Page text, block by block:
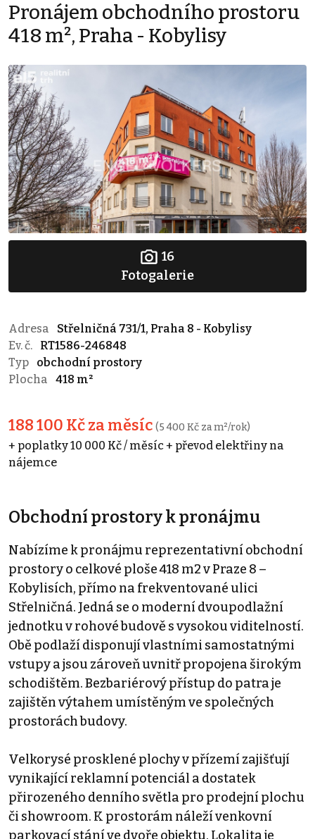
Pronájem obchodního prostoru
418 m², Praha - Kobylisy
16
Fotogalerie
Adresa
Střelničná 731/1, Praha 8 - Kobylisy
Ev. č.
RT1586-246848
Typ
obchodní prostory
Plocha
418 m²
188 100 Kč za měsíc (5 400 Kč za m²/rok)
+ poplatky 10 000 Kč / měsíc + převod elektřiny na
nájemce
Obchodní prostory k pronájmu
Nabízíme k pronájmu reprezentativní obchodní
prostory o celkové ploše 418 m2 v Praze 8 –
Kobylisích, přímo na frekventované ulici
Střelničná. Jedná se o moderní dvoupodlažní
jednotku v rohové budově s vysokou viditelností.
Obě podlaží disponují vlastními samostatnými
vstupy a jsou zároveň uvnitř propojena širokým
schodištěm. Bezbariérový přístup do patra je
zajištěn výtahem umístěným ve společných
prostorách budovy.
Velkorysé prosklené plochy v přízemí zajišťují
vynikající reklamní potenciál a dostatek
přirozeného denního světla pro prodejní plochu
či showroom. K prostorám náleží venkovní
parkovací stání ve dvoře objektu. Lokalita je